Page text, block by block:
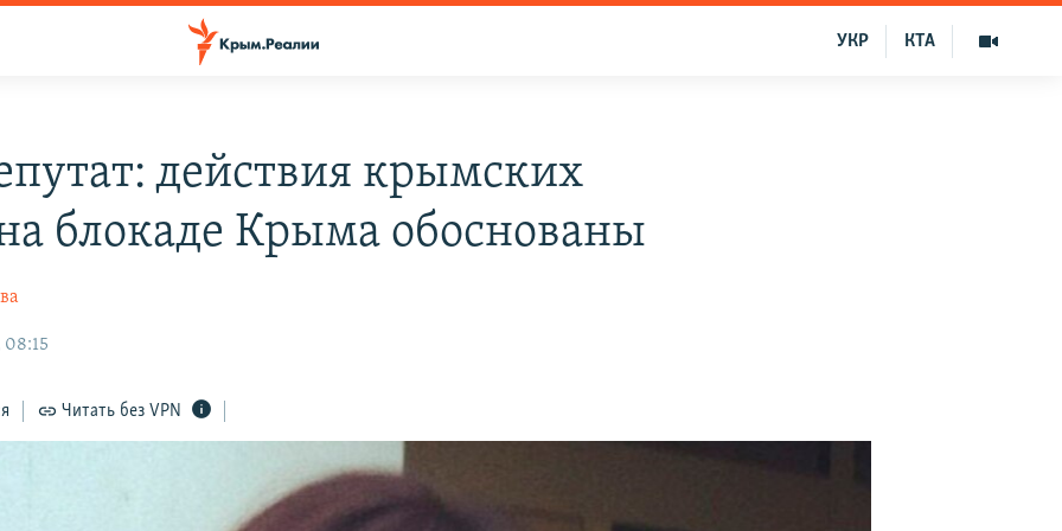
КТА
УКР
действия крымских
блокаде Крыма обоснованы
08:15
Читать без VPN